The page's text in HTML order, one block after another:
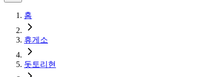
홈
휴게소
돗토리현